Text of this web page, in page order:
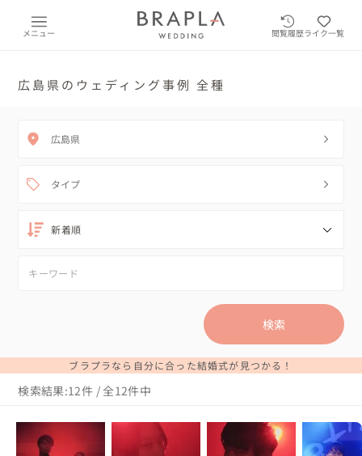
メニュー 閲覧履歴ライク一覧
広島県のウェディング事例 全種
広島県
タイプ
検索
ブラプラなら自分に合った結婚式が見つかる！
検索結果:12件 / 全12件中